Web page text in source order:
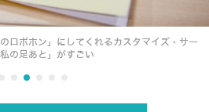
ロボホン」にしてくれるカスタマイズ・サー
の足あと」がすごい